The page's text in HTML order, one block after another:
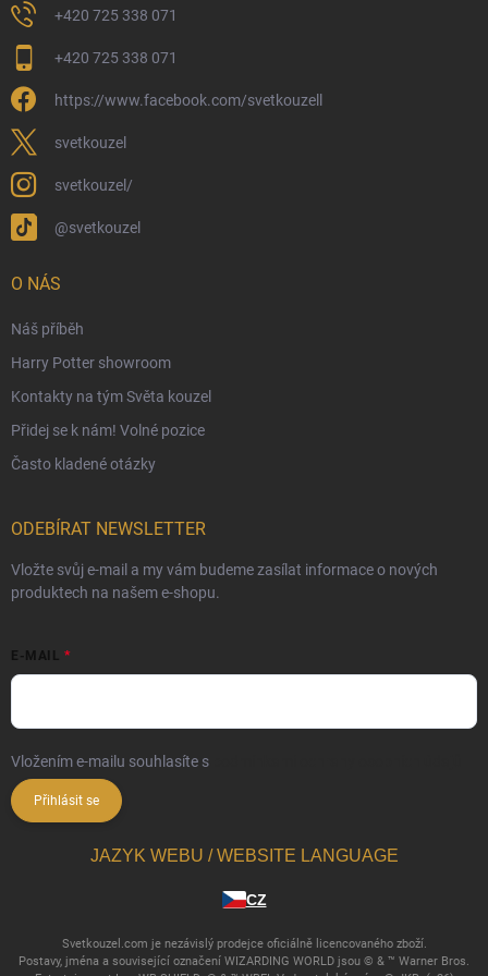
Dárkový rádce 🎁
Reklamace a vrácení zboží
Věrnostní program
Velkoobchod
Ekologické balení objednávek
Podmínky ochrany osobních údajů
Ochranné známky a autorská práva
+420 725 338 071
+420 725 338 071
https://www.facebook.com/svetkouzell
svetkouzel
svetkouzel/
@svetkouzel
O NÁS
Náš příběh
Harry Potter showroom
Kontakty na tým Světa kouzel
Přidej se k nám! Volné pozice
Často kladené otázky
ODEBÍRAT NEWSLETTER
Vložte svůj e-mail a my vám budeme zasílat informace o nových
produktech na našem e-shopu.
E-MAIL
Vložením e-mailu souhlasíte s
Přihlásit se
JAZYK WEBU / WEBSITE LANGUAGE
CZ
Svetkouzel.com je nezávislý prodejce oficiálně licencovaného zboží.
Postavy, jména a související označení WIZARDING WORLD jsou © & ™ Warner Bros.